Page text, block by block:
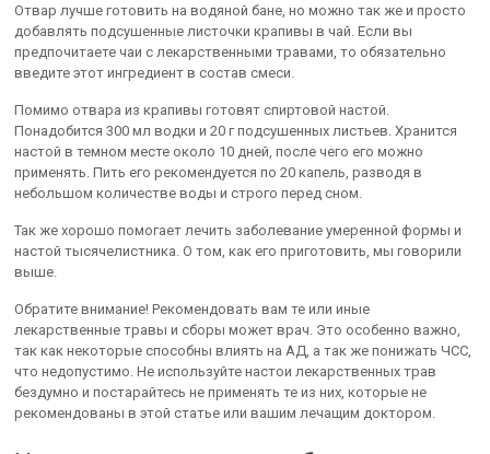
Отвар лучше готовить на водяной бане, но можно так же и просто
добавлять подсушенные листочки крапивы в чай. Если вы
предпочитаете чаи с лекарственными травами, то обязательно
введите этот ингредиент в состав смеси.
Помимо отвара из крапивы готовят спиртовой настой.
Понадобится 300 мл водки и 20 г подсушенных листьев. Хранится
настой в темном месте около 10 дней, после чего его можно
применять. Пить его рекомендуется по 20 капель, разводя в
небольшом количестве воды и строго перед сном.
Так же хорошо помогает лечить заболевание умеренной формы и
настой тысячелистника. О том, как его приготовить, мы говорили
выше.
Обратите внимание! Рекомендовать вам те или иные
лекарственные травы и сборы может врач. Это особенно важно,
так как некоторые способны влиять на АД, а так же понижать ЧСС,
что недопустимо. Не используйте настои лекарственных трав
бездумно и постарайтесь не применять те из них, которые не
рекомендованы в этой статье или вашим лечащим доктором.